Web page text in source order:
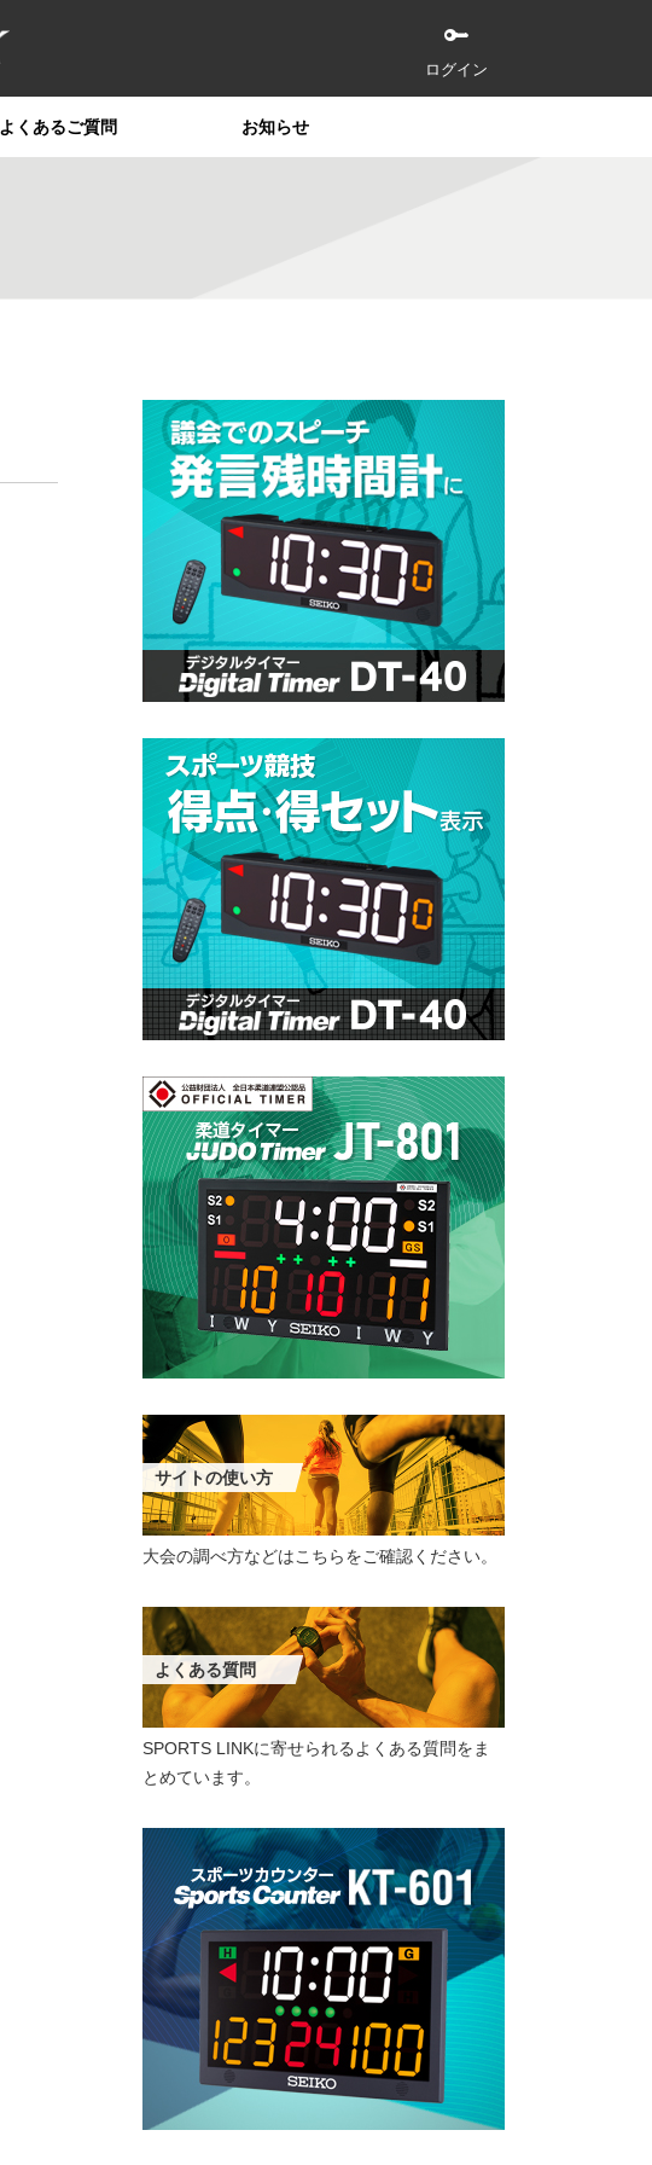
ログイン
よくあるご質問 お知らせ
サイトの使い方
大会の調べ方などはこちらをご確認ください。
よくある質問
SPORTS LINKに寄せられるよくある質問をま
とめています。